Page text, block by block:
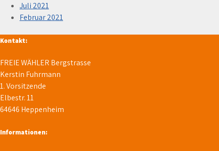
Juli 2021
Februar 2021
Kontakt:
FREIE WÄHLER Bergstrasse
Kerstin Fuhrmann
1. Vorsitzende
Elbestr. 11
64646 Heppenheim
Informationen: